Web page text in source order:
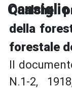
Cansiglio
Qualche
della
forestale
Il
N.1-2,